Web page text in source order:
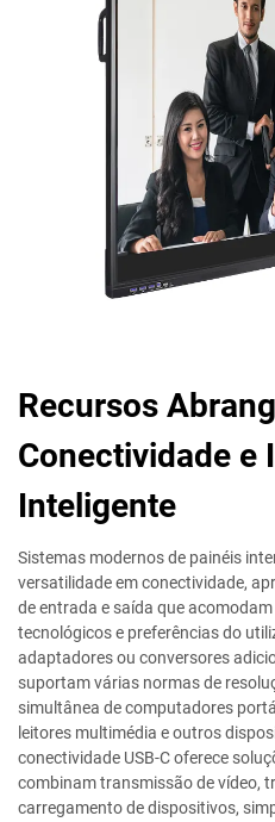
Recursos
Conectividade e
Inteligente
Sistemas modernos de painéis
versatilidade em conectividade,
de entrada e saída que
tecnológicos e preferências do
adaptadores ou conversores
suportam várias normas de
simultânea de computadores
leitores multimédia e outros
conectividade USB-C oferece
combinam transmissão de vídeo,
carregamento de dispositivos,